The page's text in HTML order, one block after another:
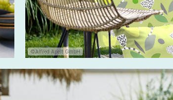
©Alfred Apelt GmbH